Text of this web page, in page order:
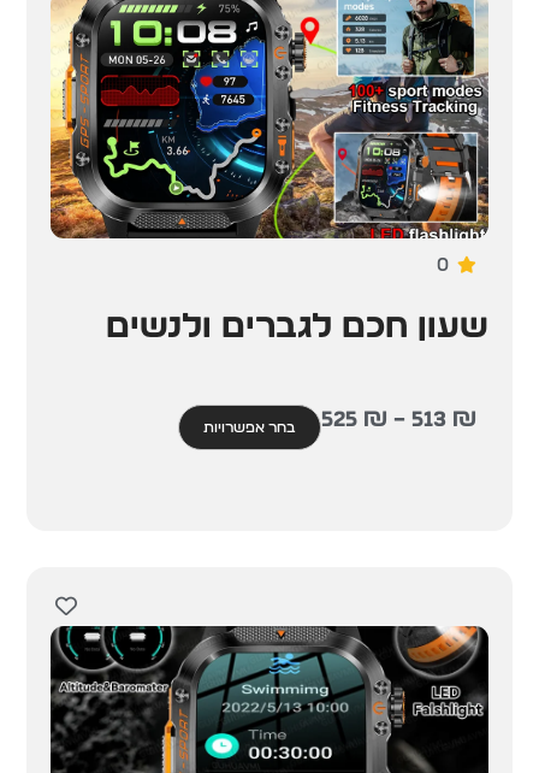
0
שעון חכם לגברים ולנשים
513 ₪
–
525 ₪ בחר אפשרויות